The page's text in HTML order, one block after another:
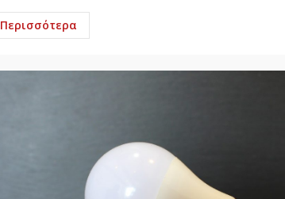
Περισσότερα